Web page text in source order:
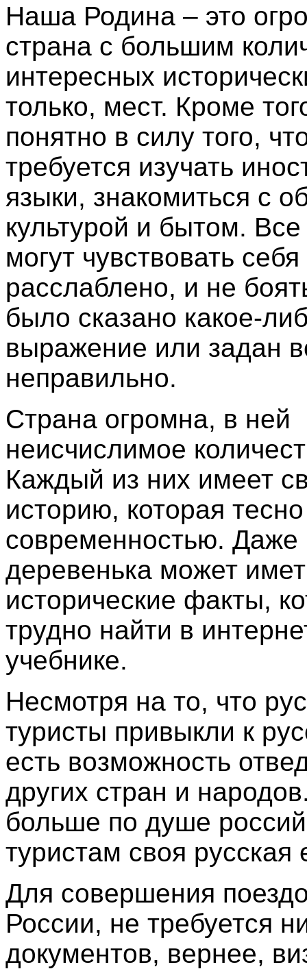
Наша Родина – это
страна с большим
интересных
только, мест. Кроме
понятно в силу того,
требуется изучать
языки, знакомиться с
культурой и бытом.
могут чувствовать себя
расслаблено, и не
было сказано какое-
выражение или задан
неправильно.
Страна огромна, в ней
неисчислимое
Каждый из них имеет
историю, которая
современностью.
деревенька может
исторические факты,
трудно найти в
учебнике.
Несмотря на то, что
туристы привыкли к
есть возможность
других стран и
больше по душе
туристам своя русская
Для совершения
России, не требуется
документов, вернее,